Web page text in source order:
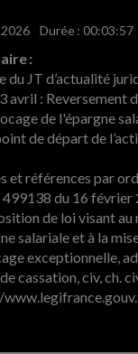
Durée : 00:03:57
:
du JT d’actualité
avril : Reversement
de l'épargne
de départ de
et références par
499138 du 16 février
de loi visant
salariale et à la
exceptionnelle,
cassation, civ, ch.